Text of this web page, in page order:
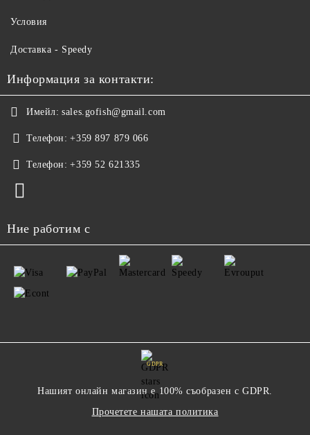
Условия
Доставка - Speedy
Информация за контакти:
Имейл: sales.gofish@gmail.com
Телефон: +359 897 879 066
Телефон: +359 52 621335
Ние работим с
GDPR
Нашият онлайн магазин е 100% съобразен с GDPR.
Прочетете нашата политика